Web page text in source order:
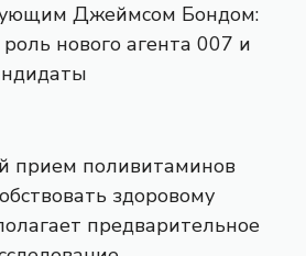
Джеймсом Бондом:
нового агента 007 и